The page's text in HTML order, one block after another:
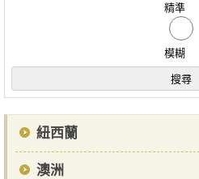
精準
模糊
紐西蘭
澳洲